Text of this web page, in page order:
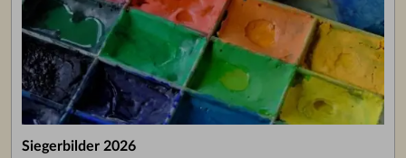
Siegerbilder 2026